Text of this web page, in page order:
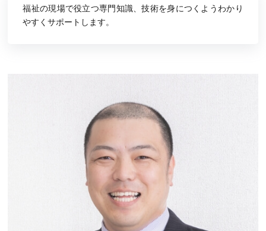
福祉の現場で役立つ専門知識、技術を身につくようわかり
やすくサポートします。